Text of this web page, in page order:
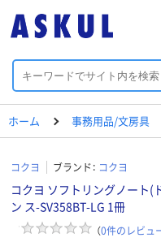
ホーム 事務用品/文房具
コクヨ ブランド： コクヨ
コクヨ ソフトリングノート(
ン ス-SV358BT-LG 1冊
（0件のレビュ